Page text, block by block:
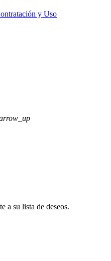
y Uso
a su lista de deseos.